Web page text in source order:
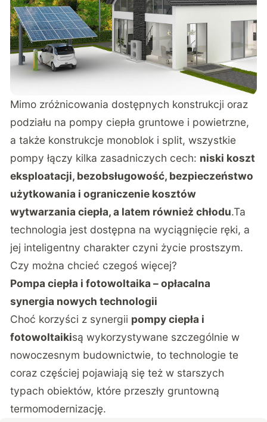
Mimo zróżnicowania dostępnych konstrukcji oraz
podziału na pompy ciepła gruntowe i powietrzne,
a także konstrukcje monoblok i split, wszystkie
pompy łączy kilka zasadniczych cech: niski koszt
eksploatacji, bezobsługowość, bezpieczeństwo
użytkowania i ograniczenie kosztów
wytwarzania ciepła, a latem również chłodu.Ta
technologia jest dostępna na wyciągnięcie ręki, a
jej inteligentny charakter czyni życie prostszym.
Czy można chcieć czegoś więcej?
Pompa ciepła i fotowoltaika – opłacalna
synergia nowych technologii
Choć korzyści z synergii pompy ciepła i
fotowoltaikisą wykorzystywane szczególnie w
nowoczesnym budownictwie, to technologie te
coraz częściej pojawiają się też w starszych
typach obiektów, które przeszły gruntowną
termomodernizację.